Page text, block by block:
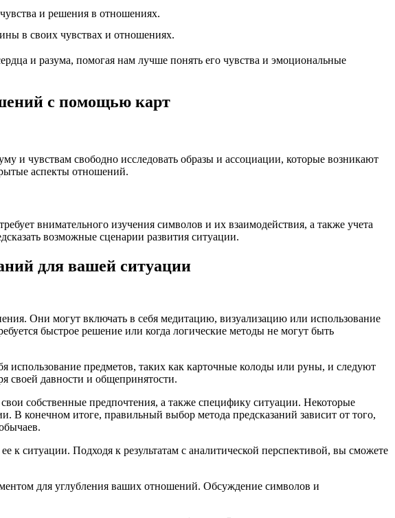
и решения в отношениях.
в своих чувствах и отношениях.
и разума, помогая нам лучше понять его чувства и эмоциональные
с помощью карт
и чувствам свободно исследовать образы и ассоциации, которые возникают
аспекты отношений.
внимательного изучения символов и их взаимодействия, а также учета
возможные сценарии развития ситуации.
для вашей ситуации
Они могут включать в себя медитацию, визуализацию или использование
быстрое решение или когда логические методы не могут быть
использование предметов, таких как карточные колоды или руны, и следуют
своей давности и общепринятости.
собственные предпочтения, а также специфику ситуации. Некоторые
В конечном итоге, правильный выбор метода предсказаний зависит от того,
к ситуации. Подходя к результатам с аналитической перспективой, вы сможете
для углубления ваших отношений. Обсуждение символов и